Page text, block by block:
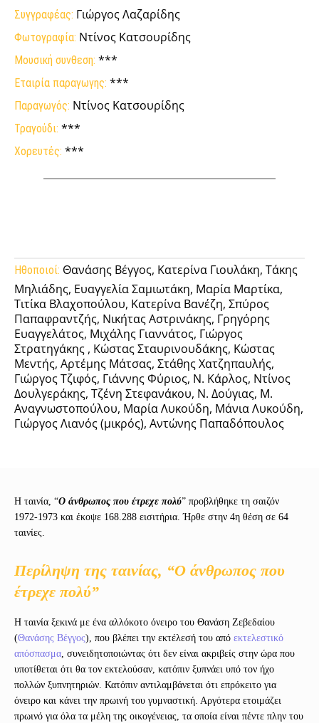
Συγγραφέας: Γιώργος Λαζαρίδης
Φωτογραφία: Ντίνος Κατσουρίδης
Μουσική συνθεση: ***
Εταιρία παραγωγης: ***
Παραγωγός: Ντίνος Κατσουρίδης
Τραγούδι: ***
Χορευτές: ***
Ηθοποιοί: Θανάσης Βέγγος, Κατερίνα Γιουλάκη, Τάκης
Μηλιάδης, Ευαγγελία Σαμιωτάκη, Μαρία Μαρτίκα,
Τιτίκα Βλαχοπούλου, Κατερίνα Βανέζη, Σπύρος
Παπαφραντζής, Νικήτας Αστρινάκης, Γρηγόρης
Ευαγγελάτος, Μιχάλης Γιαννάτος, Γιώργος
Στρατηγάκης , Κώστας Σταυρινουδάκης, Κώστας
Μεντής, Αρτέμης Μάτσας, Στάθης Χατζηπαυλής,
Γιώργος Τζιφός, Γιάννης Φύριος, Ν. Κάρλος, Ντίνος
Δουλγεράκης, Τζένη Στεφανάκου, Ν. Δούγιας, Μ.
Αναγνωστοπούλου, Μαρία Λυκούδη, Μάνια Λυκούδη,
Γιώργος Λιανός (μικρός), Αντώνης Παπαδόπουλος
Η ταινία, “Ο άνθρωπος που έτρεχε πολύ” προβλήθηκε τη σαιζόν
1972-1973 και έκοψε 168.288 εισιτήρια. Ήρθε στην 4η θέση σε 64
ταινίες.
Περίληψη της ταινίας, “Ο άνθρωπος που
έτρεχε πολύ”
Η ταινία ξεκινά με ένα αλλόκοτο όνειρο του Θανάση Ζεβεδαίου
(Θανάσης Βέγγος), που βλέπει την εκτέλεσή του από εκτελεστικό
απόσπασμα , συνειδητοποιώντας ότι δεν είναι ακριβείς στην ώρα που
υποτίθεται ότι θα τον εκτελούσαν, κατόπιν ξυπνάει υπό τον ήχο
πολλών ξυπνητηριών. Κατόπιν αντιλαμβάνεται ότι επρόκειτο για
όνειρο και κάνει την πρωινή του γυμναστική. Αργότερα ετοιμάζει
πρωινό για όλα τα μέλη της οικογένειας, τα οποία είναι πέντε πλην του